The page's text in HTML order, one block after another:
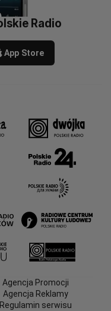
Radio
App Store
Agencja Promocji
Agencja Reklamy
Regulamin serwisu